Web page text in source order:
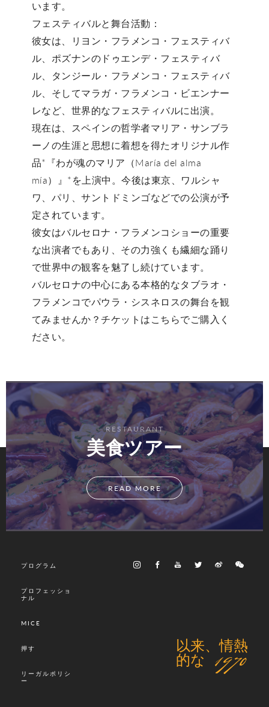
います。
フェスティバルと舞台活動：
彼女は、
リヨン・フラメンコ・フェスティバ
ル、 ポズナンのドゥエンデ・フェスティバ
ル、 タンジール・フラメンコ・フェスティバ
ル、そしてマラガ・フラメンコ・ビエンナー
レなど、世界的なフェスティバルに出演。
現在は、スペインの哲学者マリア・サンブラ
ーノの生涯と思想に着想を得たオリジナル作
品*『わが魂のマリア（María del alma
mía）』*を上演中。今後は東京、ワルシャ
ワ、パリ、サントドミンゴなどでの公演が予
定されています。
彼女はバルセロナ・フラメンコショーの重要
な出演者でもあり、その力強くも繊細な踊り
で世界中の観客を魅了し続けています。
バルセロナの中心にある本格的なタブラオ・
フラメンコでパウラ・シスネロスの舞台を観
てみませんか？チケットはこちらでご購入 く
ださい。
RESTAURANT
美食ツアー
READ MORE
プログラム
プロフェッショ
ナル
MICE
押す
リーガルポリシ
ー
以来、情熱
的な 1970